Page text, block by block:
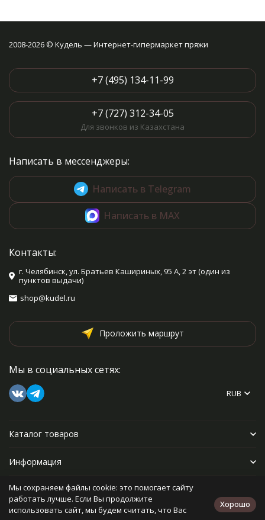
2008-2026 © Кудель — Интернет-гипермаркет пряжи
+7 (495) 134-11-99
+7 (727) 312-34-05
Для звонков из Казахстана
Написать в мессенджеры:
Написать в Telegram
Написать в MAX
Контакты:
г. Челябинск, ул. Братьев Кашириных, 95 А, 2 эт (один из
пунктов выдачи)
shop@kudel.ru
Проложить маршрут
Мы в социальных сетях:
RUB
Каталог товаров
Информация
Прочее
Мы сохраняем файлы cookie: это помогает сайту
работать лучше. Если Вы продолжите
использовать сайт, мы будем считать, что Вас
Хорошо